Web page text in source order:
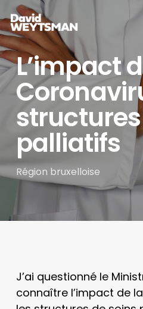
to
main
contentL’impact
palliatifs
Région bruxelloise
J’ai questionné le
connaître l’impact de